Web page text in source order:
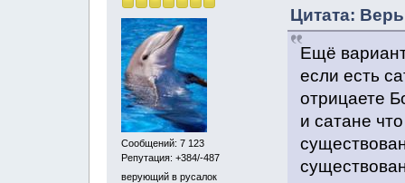
Сообщений: 7 123
Репутация: +384/-487
верующий в русалок
Цитата:
Ещё
если есть
отрицаете
и сатане